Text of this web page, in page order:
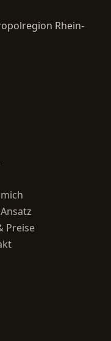
Rhein-
Preise